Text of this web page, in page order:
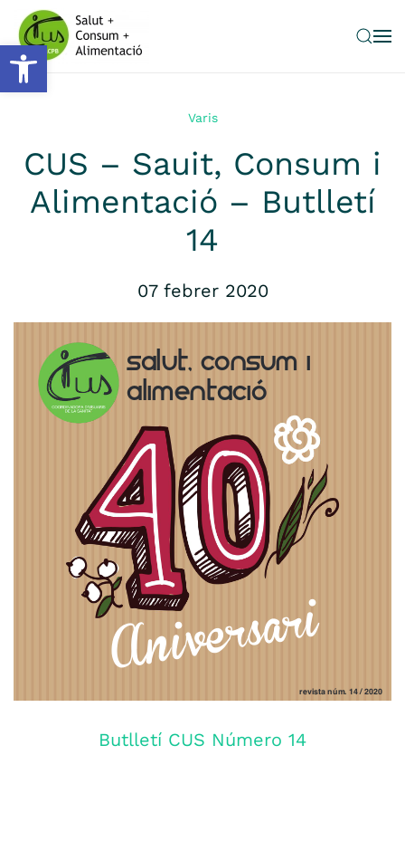
Obre la barra d'eines
Skip to main content
Varis
CUS – Sauit, Consum i
Alimentació – Butlletí
14
07 febrer 2020
Butlletí CUS Número 14